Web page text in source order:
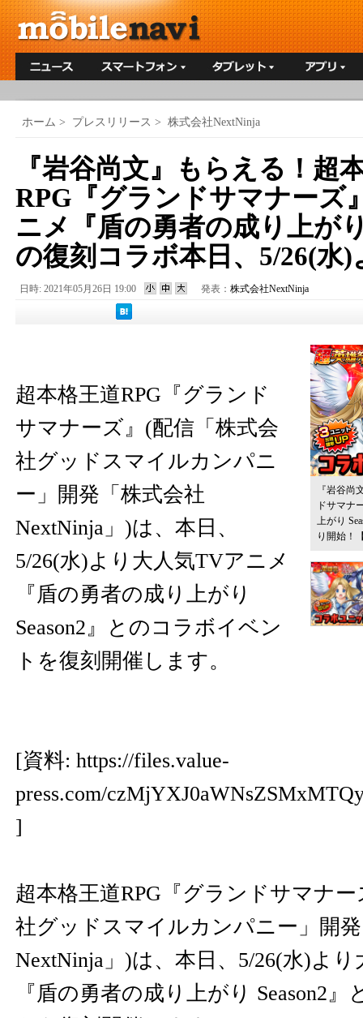
ホーム > プレスリリース > 株式会社NextNinja
『岩谷尚文』もらえる！超
RPG『グランドサマナーズ
ニメ『盾の勇者の成り上が
の復刻コラボ本日、5/26(水)
日時: 2021年05月26日 19:00 発表： 株式会社NextNinja
『岩谷尚
ドサマナ
上がり
り開始！
​​超本格王道RPG『グランド
サマナーズ』(配信「株式会
社グッドスマイルカンパニ
ー」開発「株式会社
NextNinja」)は、本日、
5/26(水)より大人気TVアニメ
『盾の勇者の成り上がり
Season2』とのコラボイベン
トを復刻開催します。
[資料: https://files.value-
press.com/
]
超本格王道RPG『グランドサマナ
社グッドスマイルカンパニー」開
NextNinja」)は、本日、5/26(水)よ
『盾の勇者の成り上がり Season2